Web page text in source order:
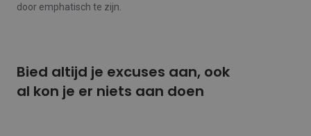
door emphatisch te zijn.
Bied altijd je excuses aan, ook
al kon je er niets aan doen